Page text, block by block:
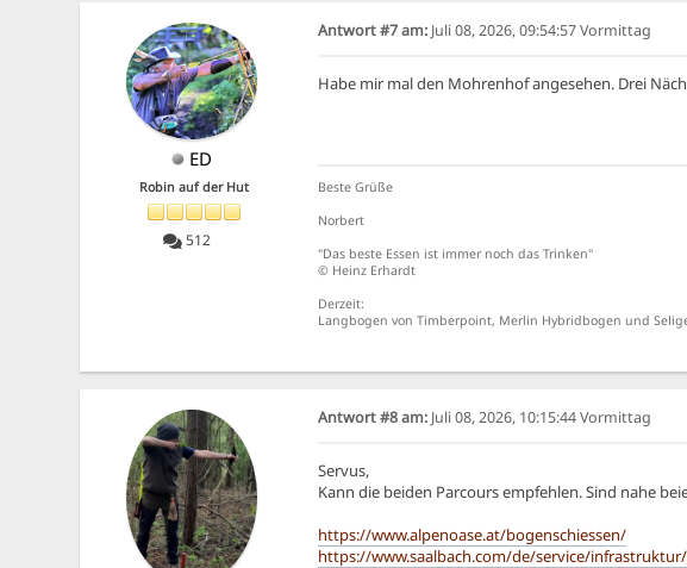
ED
Robin auf der Hut
512
Antwort #7 am:Juli 08, 2026, 09:54:57 Vormittag
Habe mir mal den Mohrenhof angesehen. Drei
Beste Grüße
Norbert
"Das beste Essen ist immer noch das Trinken"
© Heinz Erhardt
Derzeit:
Langbogen von Timberpoint, Merlin Hybridbogen und
Antwort #8 am:Juli 08, 2026, 10:15:44 Vormittag
Servus,
Kann die beiden Parcours empfehlen. Sind nahe
https://www.alpenoase.at/bogenschiessen/
https://www.saalbach.com/de/service/